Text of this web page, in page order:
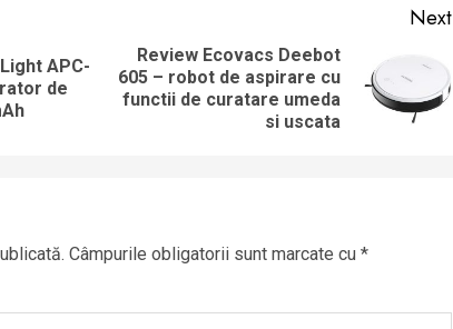
Previous
post:
APC-
de
Next
Next
post:
Review Ecovacs Deebot
605 – robot de aspirare cu
functii de curatare umeda
si uscata
Câmpurile obligatorii sunt marcate cu *